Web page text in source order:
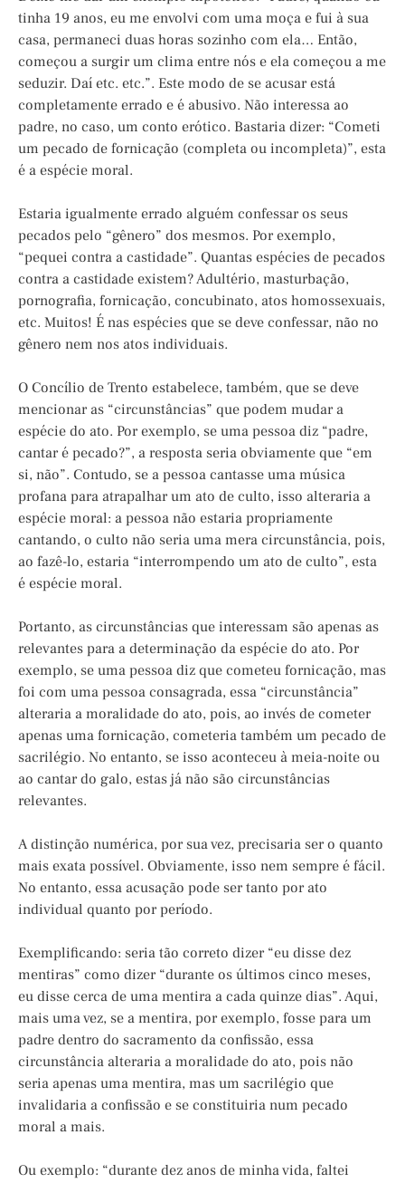
tinha 19 anos, eu me envolvi com uma moça e fui à sua
casa, permaneci duas horas sozinho com ela… Então,
começou a surgir um clima entre nós e ela começou a me
seduzir. Daí etc. etc.”. Este modo de se acusar está
completamente errado e é abusivo. Não interessa ao
padre, no caso, um conto erótico. Bastaria dizer: “Cometi
um pecado de fornicação (completa ou incompleta)”, esta
é a espécie moral.
Estaria igualmente errado alguém confessar os seus
pecados pelo “gênero” dos mesmos. Por exemplo,
“pequei contra a castidade”. Quantas espécies de pecados
contra a castidade existem? Adultério, masturbação,
pornografia, fornicação, concubinato, atos homossexuais,
etc. Muitos! É nas espécies que se deve confessar, não no
gênero nem nos atos individuais.
O Concílio de Trento estabelece, também, que se deve
mencionar as “circunstâncias” que podem mudar a
espécie do ato. Por exemplo, se uma pessoa diz “padre,
cantar é pecado?”, a resposta seria obviamente que “em
si, não”. Contudo, se a pessoa cantasse uma música
profana para atrapalhar um ato de culto, isso alteraria a
espécie moral: a pessoa não estaria propriamente
cantando, o culto não seria uma mera circunstância, pois,
ao fazê-lo, estaria “interrompendo um ato de culto”, esta
é espécie moral.
Portanto, as circunstâncias que interessam são apenas as
relevantes para a determinação da espécie do ato. Por
exemplo, se uma pessoa diz que cometeu fornicação, mas
foi com uma pessoa consagrada, essa “circunstância”
alteraria a moralidade do ato, pois, ao invés de cometer
apenas uma fornicação, cometeria também um pecado de
sacrilégio. No entanto, se isso aconteceu à meia-noite ou
ao cantar do galo, estas já não são circunstâncias
relevantes.
A distinção numérica, por sua vez, precisaria ser o quanto
mais exata possível. Obviamente, isso nem sempre é fácil.
No entanto, essa acusação pode ser tanto por ato
individual quanto por período.
Exemplificando: seria tão correto dizer “eu disse dez
mentiras” como dizer “durante os últimos cinco meses,
eu disse cerca de uma mentira a cada quinze dias”. Aqui,
mais uma vez, se a mentira, por exemplo, fosse para um
padre dentro do sacramento da confissão, essa
circunstância alteraria a moralidade do ato, pois não
seria apenas uma mentira, mas um sacrilégio que
invalidaria a confissão e se constituiria num pecado
moral a mais.
Ou exemplo: “durante dez anos de minha vida, faltei